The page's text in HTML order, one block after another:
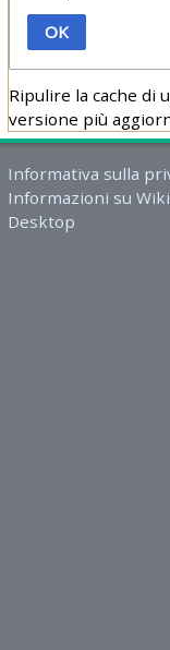
OK
Ripulire la cache di
versione più
Informativa sulla
Informazioni su
Desktop